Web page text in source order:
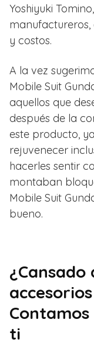
Yoshiyuki
manufactureros,
y costos.
A la vez
Mobile Suit
aquellos que
después de la
este producto,
rejuvenecer
hacerles sentir
montaban
Mobile Suit
bueno.
ti